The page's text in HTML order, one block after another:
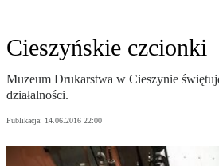
Cieszyńskie czcionki
Muzeum Drukarstwa w Cieszynie
działalności.
Publikacja: 14.06.2016 22:00